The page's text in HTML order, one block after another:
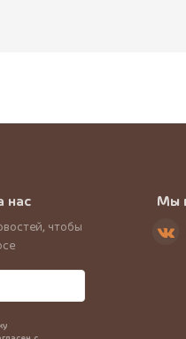
нас
чтобы
Мы